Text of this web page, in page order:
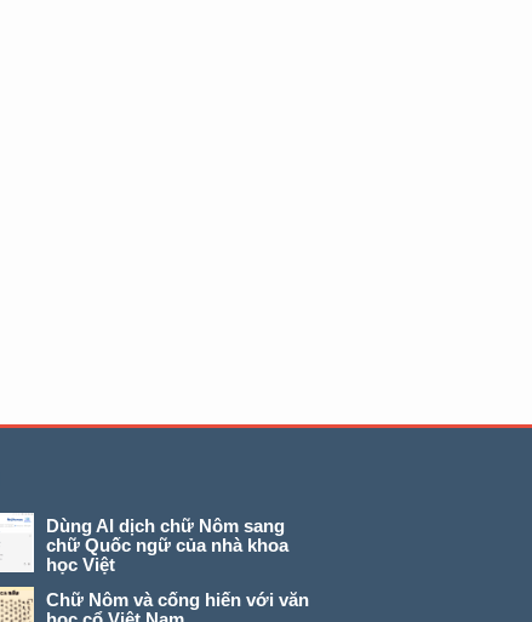
Dùng AI dịch chữ Nôm sang
chữ Quốc ngữ của nhà khoa
học Việt
Chữ Nôm và cống hiến với văn